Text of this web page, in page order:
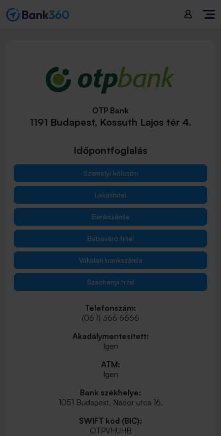
OTP Bank
1191 Budapest, Kossuth Lajos tér 4.
Időpontfoglalás
Személyi kölcsön
Lakáshitel
Bankszámla
Babaváró hitel
Vállalati bankszámla
Széchenyi hitel
Telefonszám:
(06 1) 366 6666
Akadálymentesített:
Igen
ATM:
Igen
Bank székhelye:
1051 Budapest, Nádor utca 16.
SWIFT kód (BIC):
OTPVHUHB